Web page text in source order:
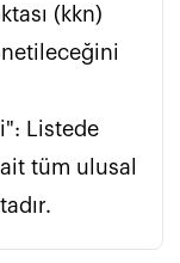
(kkn)
Listede
tüm ulusal